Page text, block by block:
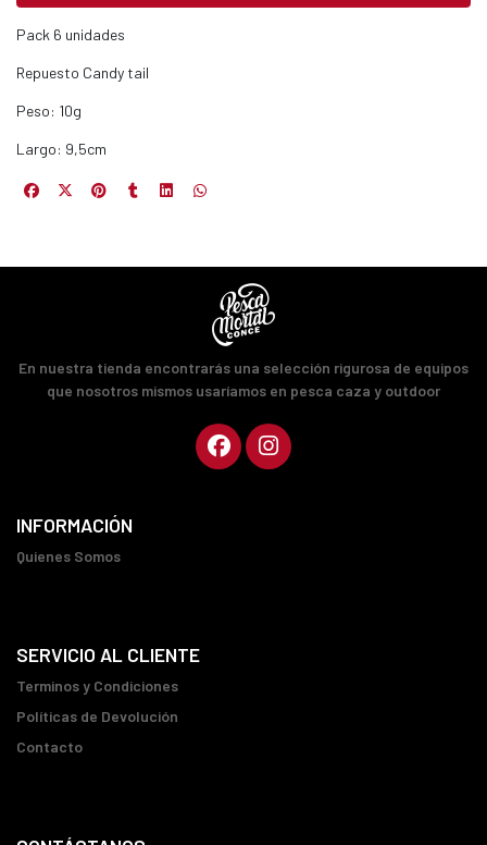
correo y
premios
Pack 6 unidades
Repuesto Candy tail
Peso: 10g
Largo: 9,5cm
En nuestra tienda encontrarás una selección rigurosa de equipos
que nosotros mismos usaríamos en pesca caza y outdoor
INFORMACIÓN
Quienes Somos
SERVICIO AL CLIENTE
Terminos y Condiciones
Políticas de Devolución
Contacto